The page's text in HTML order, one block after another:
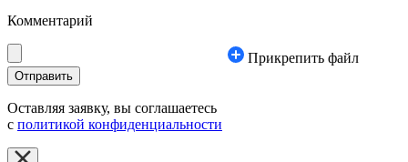
Комментарий
Прикрепить файл
Оставляя заявку, вы соглашаетесь
с политикой конфиденциальности